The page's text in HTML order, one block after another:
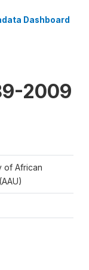
Dashboard
2009
of African